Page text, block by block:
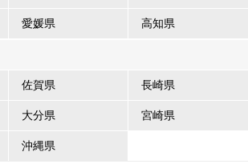
愛媛県 高知県
佐賀県 長崎県
大分県 宮崎県
沖縄県